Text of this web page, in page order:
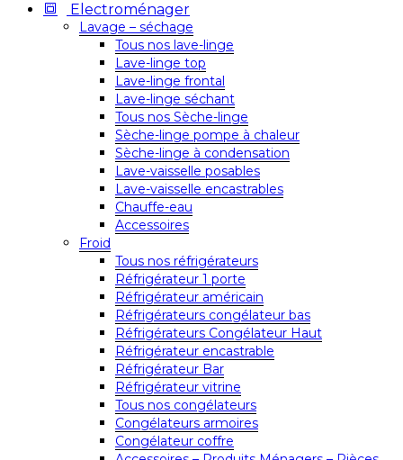
Electroménager
Lavage – séchage
Tous nos lave-linge
Lave-linge top
Lave-linge frontal
Lave-linge séchant
Tous nos Sèche-linge
Sèche-linge pompe à chaleur
Sèche-linge à condensation
Lave-vaisselle posables
Lave-vaisselle encastrables
Chauffe-eau
Accessoires
Froid
Tous nos réfrigérateurs
Réfrigérateur 1 porte
Réfrigérateur américain
Réfrigérateurs congélateur bas
Réfrigérateurs Congélateur Haut
Réfrigérateur encastrable
Réfrigérateur Bar
Réfrigérateur vitrine
Tous nos congélateurs
Congélateurs armoires
Congélateur coffre